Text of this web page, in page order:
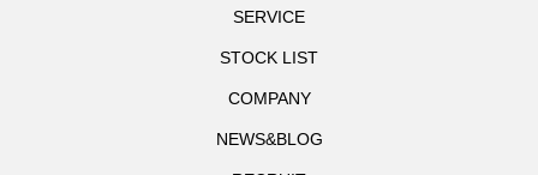
SERVICE
STOCK LIST
COMPANY
NEWS&BLOG